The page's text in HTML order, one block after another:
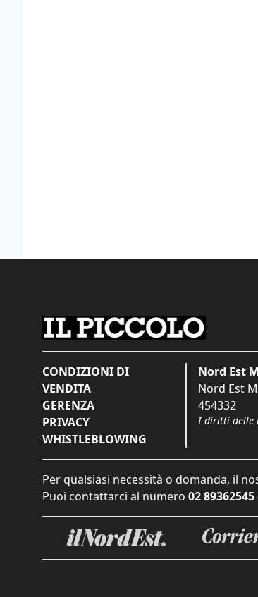
CONDIZIONI DI
VENDITA
GERENZA
PRIVACY
WHISTLEBLOWING
Nord Est
Nord Est
454332
I diritti delle
Per qualsiasi necessità o domanda, il
Puoi contattarci al numero 02 89362545